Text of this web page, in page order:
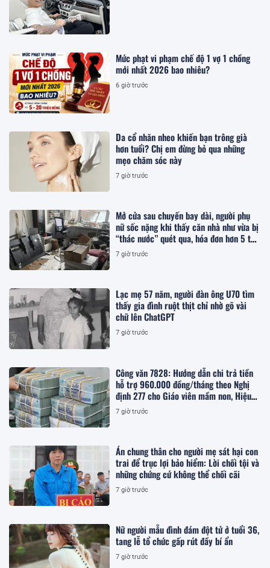
Mức phạt vi phạm chế độ 1 vợ 1 chồng
mới nhất 2026 bao nhiêu?
6 giờ trước
Da cổ nhăn nheo khiến bạn trông già
hơn tuổi? Chị em đừng bỏ qua những
mẹo chăm sóc này
7 giờ trước
Mở cửa sau chuyến bay dài, người phụ
nữ sốc nặng khi thấy căn nhà như vừa bị
“thác nước” quét qua, hóa đơn hơn 5 tỷ
đồng chờ sẵn khiến cô bật khóc
7 giờ trước
Lạc mẹ 57 năm, người đàn ông U70 tìm
thấy gia đình ruột thịt chỉ nhờ gõ vài
chữ lên ChatGPT
7 giờ trước
Công văn 7828: Hướng dẫn chi trả tiền
hỗ trợ 960.000 đồng/tháng theo Nghị
định 277 cho Giáo viên mầm non, Hiệu
trưởng, Hiệu phó, nhân viên trường học,
cụ thể ra sao?
7 giờ trước
Án chung thân cho người mẹ sát hại con
trai để trục lợi bảo hiểm: Lời chối tội và
những chứng cứ không thể chối cãi
7 giờ trước
Nữ người mẫu đình đám đột tử ở tuổi 36,
tang lễ tổ chức gấp rút đầy bí ẩn
7 giờ trước